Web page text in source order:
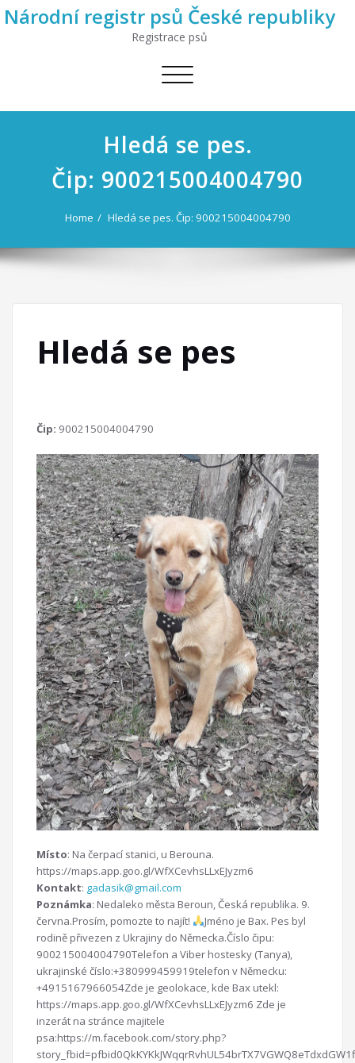
Národní registr psů České republiky
Registrace psů
Toggle
Hledá se pes.
Čip: 900215004004790
Home Hledá se pes. Čip: 900215004004790
Hledá se pes
Čip: 900215004004790
Místo: Na čerpací stanici, u Berouna.
https://maps.app.goo.gl/WfXCevhsLLxEJyzm6
Kontakt: gadasik@gmail.com
Poznámka: Nedaleko města Beroun, Česká republika. 9.
června.Prosím, pomozte to najít!
Jméno je Bax. Pes byl
rodině přivezen z Ukrajiny do Německa.Číslo čipu:
900215004004790Telefon a Viber hostesky (Tanya),
ukrajinské číslo:+380999459919telefon v Německu:
+4915167966054Zde je geolokace, kde Bax utekl:
https://maps.app.goo.gl/WfXCevhsLLxEJyzm6 Zde je
inzerát na stránce majitele
psa:https://m.facebook.com/story.php?